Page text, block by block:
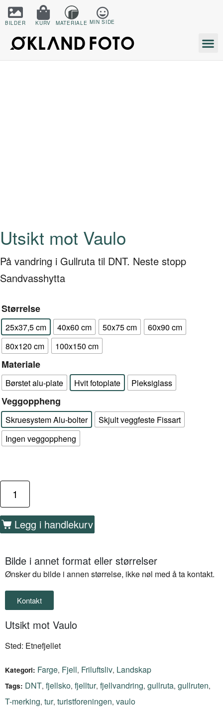
BILDER KURV MATERIALE MIN SIDE
Utsikt mot Vaulo
På vandring i Gullruta til DNT. Neste stopp
Sandvasshytta
Størrelse
25x37,5 cm 40x60 cm 50x75 cm
60x90 cm
80x120 cm
100x150 cm
Materiale
Børstet alu-plate Hvit fotoplate Pleksiglass
Veggoppheng
Skruesystem Alu-bolter
Skjult veggfeste Fissart
Ingen veggoppheng
Legg i handlekurv
Bilde i annet format eller størrelser
Ønsker du bilde i annen størrelse, ikke nøl med å ta kontakt.
Kontakt
Utsikt mot Vaulo
Sted: Etnefjellet
Kategori: Farge, Fjell, Friluftsliv, Landskap
Tags: DNT, fjellsko, fjelltur, fjellvandring, gullruta, gullruten,
T-merking, tur, turistforeningen, vaulo